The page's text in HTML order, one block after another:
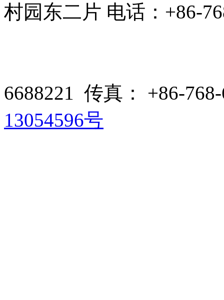
村园东二片 电话：+86-
6688221 传真： +86-
13054596号